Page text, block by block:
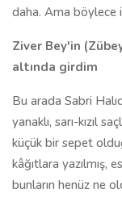
daha. Ama böylece
Ziver Bey'in
altında girdim
Bu arada Sabri
yanaklı, sarı-kızıl
küçük bir sepet
kâğıtlara yazılmış,
bunların henüz ne